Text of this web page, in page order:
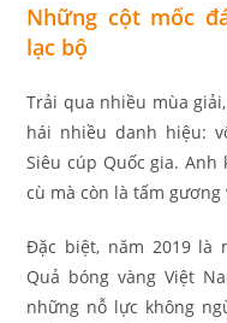
Những cột mốc
lạc bộ
Trải qua nhiều mùa
hái nhiều danh hiệu:
Siêu cúp Quốc gia.
cù mà còn là tấm
Đặc biệt, năm 2019 là
Quả bóng vàng Việt
những nỗ lực không